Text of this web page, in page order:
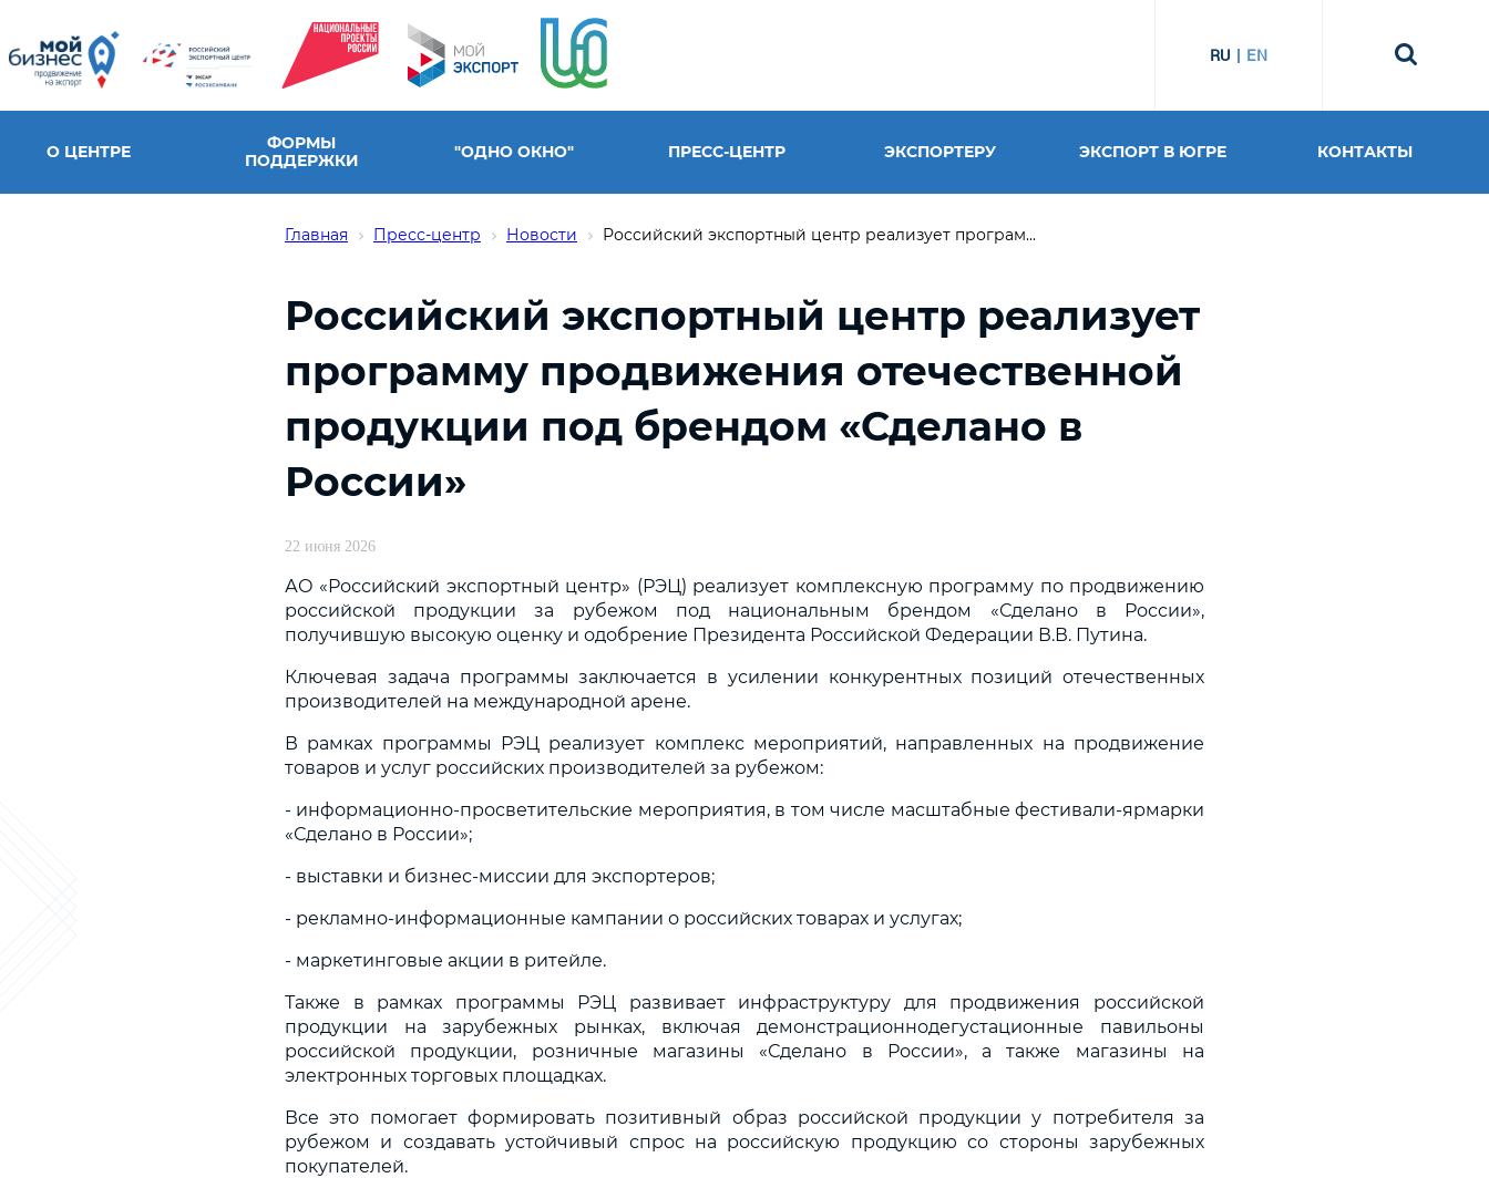
RU EN
О ЦЕНТРЕ
ФОРМЫ
ПОДДЕРЖКИ
"ОДНО ОКНО" ПРЕСС-ЦЕНТР ЭКСПОРТЕРУ ЭКСПОРТ В ЮГРЕ КОНТАКТЫ
Главная Пресс-центр Новости Российский экспортный центр реализует програм...
Российский экспортный центр реализует
программу продвижения отечественной
продукции под брендом «Сделано в
России»
22 июня 2026
АО «Российский экспортный центр» (РЭЦ) реализует комплексную программу по продвижению
российской продукции за рубежом под национальным брендом «Сделано в России»,
получившую высокую оценку и одобрение Президента Российской Федерации В.В. Путина.
Ключевая задача программы заключается в усилении конкурентных позиций отечественных
производителей на международной арене.
В рамках программы РЭЦ реализует комплекс мероприятий, направленных на продвижение
товаров и услуг российских производителей за рубежом:
- информационно-просветительские мероприятия, в том числе масштабные фестивали-ярмарки
«Сделано в России»;
- выставки и бизнес-миссии для экспортеров;
- рекламно-информационные кампании о российских товарах и услугах;
- маркетинговые акции в ритейле.
Также в рамках программы РЭЦ развивает инфраструктуру для продвижения российской
продукции на зарубежных рынках, включая демонстрационно­дегустационные павильоны
российской продукции, розничные магазины «Сделано в России», а также магазины на
электронных торговых площадках.
Все это помогает формировать позитивный образ российской продукции у потребителя за
рубежом и создавать устойчивый спрос на российскую продукцию со стороны зарубежных
покупателей.